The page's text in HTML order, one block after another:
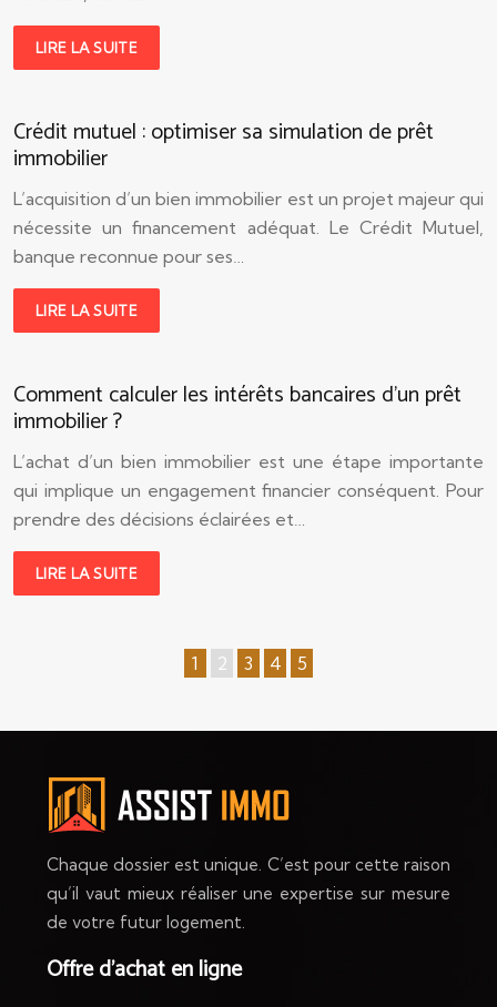
LIRE LA SUITE
Crédit mutuel : optimiser sa simulation de prêt
immobilier
L’acquisition d’un bien immobilier est un projet majeur qui
nécessite un financement adéquat. Le Crédit Mutuel,
banque reconnue pour ses…
LIRE LA SUITE
Comment calculer les intérêts bancaires d’un prêt
immobilier ?
L’achat d’un bien immobilier est une étape importante
qui implique un engagement financier conséquent. Pour
prendre des décisions éclairées et…
LIRE LA SUITE
1 2 3 4 5
Chaque dossier est unique. C’est pour cette raison
qu’il vaut mieux réaliser une expertise sur mesure
de votre futur logement.
Offre d’achat en ligne